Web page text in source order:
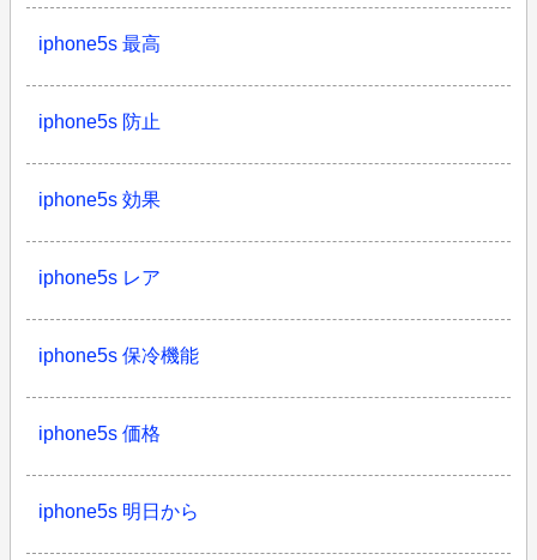
iphone5s 最高
iphone5s 防止
iphone5s 効果
iphone5s レア
iphone5s 保冷機能
iphone5s 価格
iphone5s 明日から